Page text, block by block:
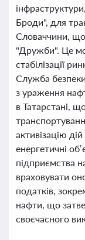
Броди", для
Словаччини,
"Дружби". Це
стабілізації
Служба
з ураження
в Татарстані,
активізацію
енергетичні
підприємства
враховувати
податків,
нафти, що
своєчасного